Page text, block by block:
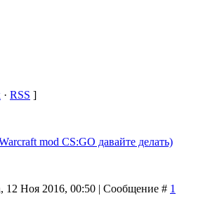
· RSS ]
mod CS:GO давайте делать)
12 Ноя 2016, 00:50 | Сообщение # 1